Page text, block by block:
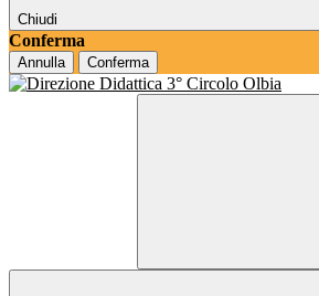
Chiudi
Conferma
Annulla Conferma